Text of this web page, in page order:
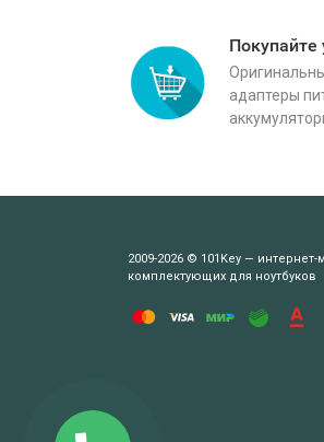
Покупайте
адаптеры
2009-2026 © 101Key — интернет-
комплектующих для ноутбуков